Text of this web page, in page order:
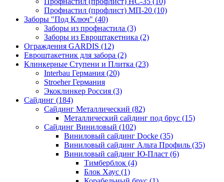
Профнастил (профлист) МП-20 (10)
Заборы "Под Ключ" (40)
Заборы из профнастила (3)
Заборы из Евроштакетника (2)
Ограждения GARDIS (12)
Евроштакетник для забора (2)
Клинкерные Ступени и Плитка (23)
Interbau Германия (20)
Stroeher Германия
Экоклинкер Россия (3)
Сайдинг (184)
Сайдинг Металлический (82)
Металлический сайдинг под брус (15)
Сайдинг Виниловый (102)
Виниловый сайдинг Docke (35)
Виниловый сайдинг Альта Профиль (35)
Виниловый сайдинг Ю-Пласт (6)
Тимберблок (4)
Блок Хаус (1)